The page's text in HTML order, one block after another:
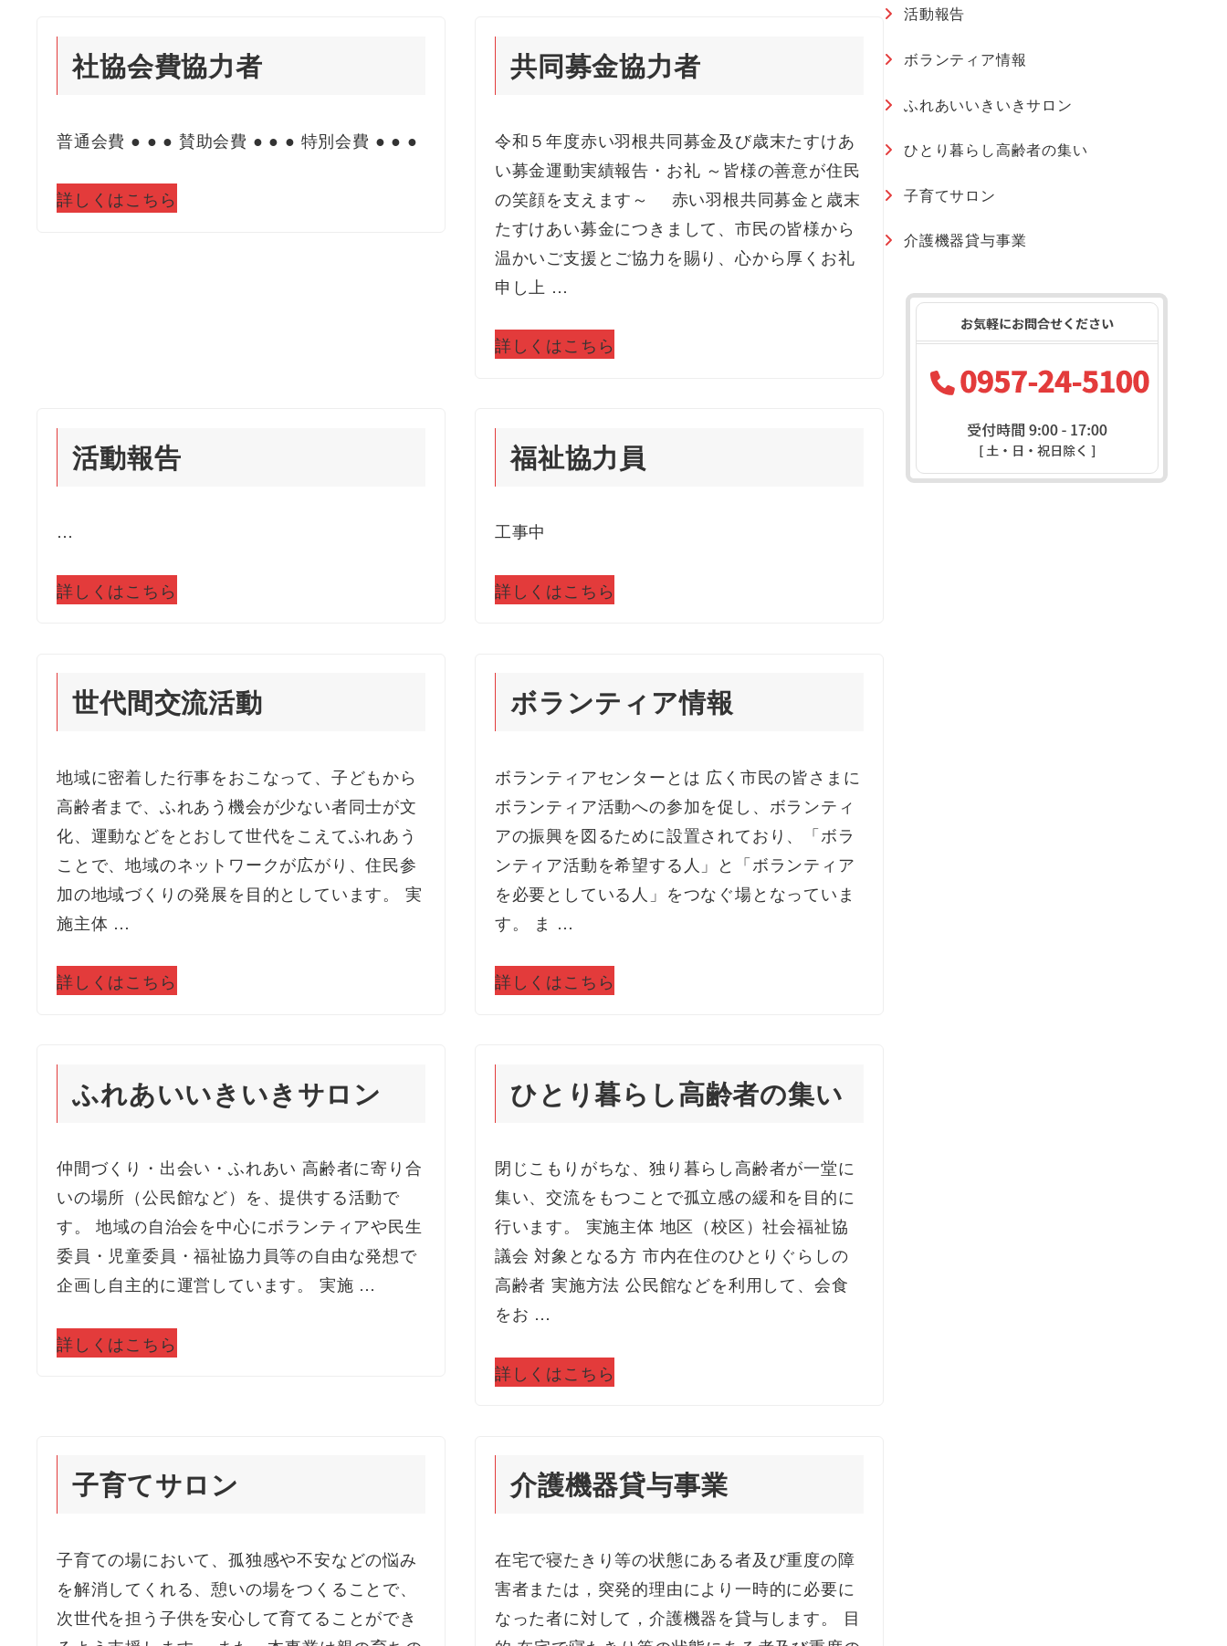
社協会費協力者
普通会費 ● ● ● 賛助会費 ● ● ● 特別会費 ● ● ●
詳しくはこちら
共同募金協力者
令和５年度赤い羽根共同募金及び歳末たすけあ
い募金運動実績報告・お礼 ～皆様の善意が住民
の笑顔を支えます～ 赤い羽根共同募金と歳末
たすけあい募金につきまして、市民の皆様から
温かいご支援とご協力を賜り、心から厚くお礼
申し上 …
詳しくはこちら
活動報告
…
詳しくはこちら
福祉協力員
工事中
詳しくはこちら
世代間交流活動
地域に密着した行事をおこなって、子どもから
高齢者まで、ふれあう機会が少ない者同士が文
化、運動などをとおして世代をこえてふれあう
ことで、地域のネットワークが広がり、住民参
加の地域づくりの発展を目的としています。 実
施主体 …
詳しくはこちら
ボランティア情報
ボランティアセンターとは 広く市民の皆さまに
ボランティア活動への参加を促し、ボランティ
アの振興を図るために設置されており、「ボラ
ンティア活動を希望する人」と「ボランティア
を必要としている人」をつなぐ場となっていま
す。 ま …
詳しくはこちら
ふれあいいきいきサロン
仲間づくり・出会い・ふれあい 高齢者に寄り合
いの場所（公民館など）を、提供する活動で
す。 地域の自治会を中心にボランティアや民生
委員・児童委員・福祉協力員等の自由な発想で
企画し自主的に運営しています。 実施 …
詳しくはこちら
ひとり暮らし高齢者の集い
閉じこもりがちな、独り暮らし高齢者が一堂に
集い、交流をもつことで孤立感の緩和を目的に
行います。 実施主体 地区（校区）社会福祉協
議会 対象となる方 市内在住のひとりぐらしの
高齢者 実施方法 公民館などを利用して、会食
をお …
詳しくはこちら
子育てサロン
子育ての場において、孤独感や不安などの悩み
を解消してくれる、憩いの場をつくることで、
次世代を担う子供を安心して育てることができ
介護機器貸与事業
在宅で寝たきり等の状態にある者及び重度の障
害者または，突発的理由により一時的に必要に
なった者に対して，介護機器を貸与します。 目
活動報告
ボランティア情報
ふれあいいきいきサロン
ひとり暮らし高齢者の集い
子育てサロン
介護機器貸与事業